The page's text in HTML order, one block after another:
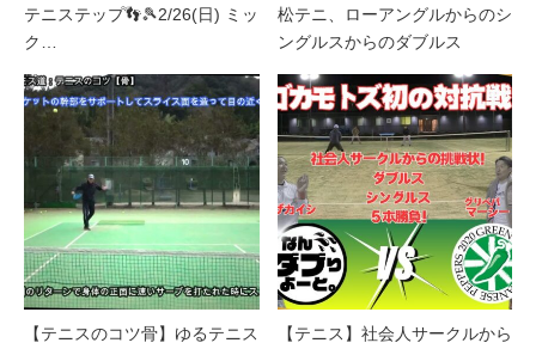
テニステップ👣🎾2/26(日) ミッ
ク…
松テニ、ローアングルからのシ
ングルスからのダブルス
【テニスのコツ骨】ゆるテニス
【テニス】社会人サークルから